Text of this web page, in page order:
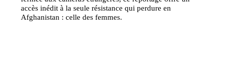
accès inédit à la seule résistance qui perdure en
Afghanistan : celle des femmes.